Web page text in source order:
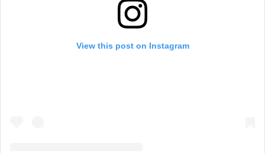
View this post on Instagram